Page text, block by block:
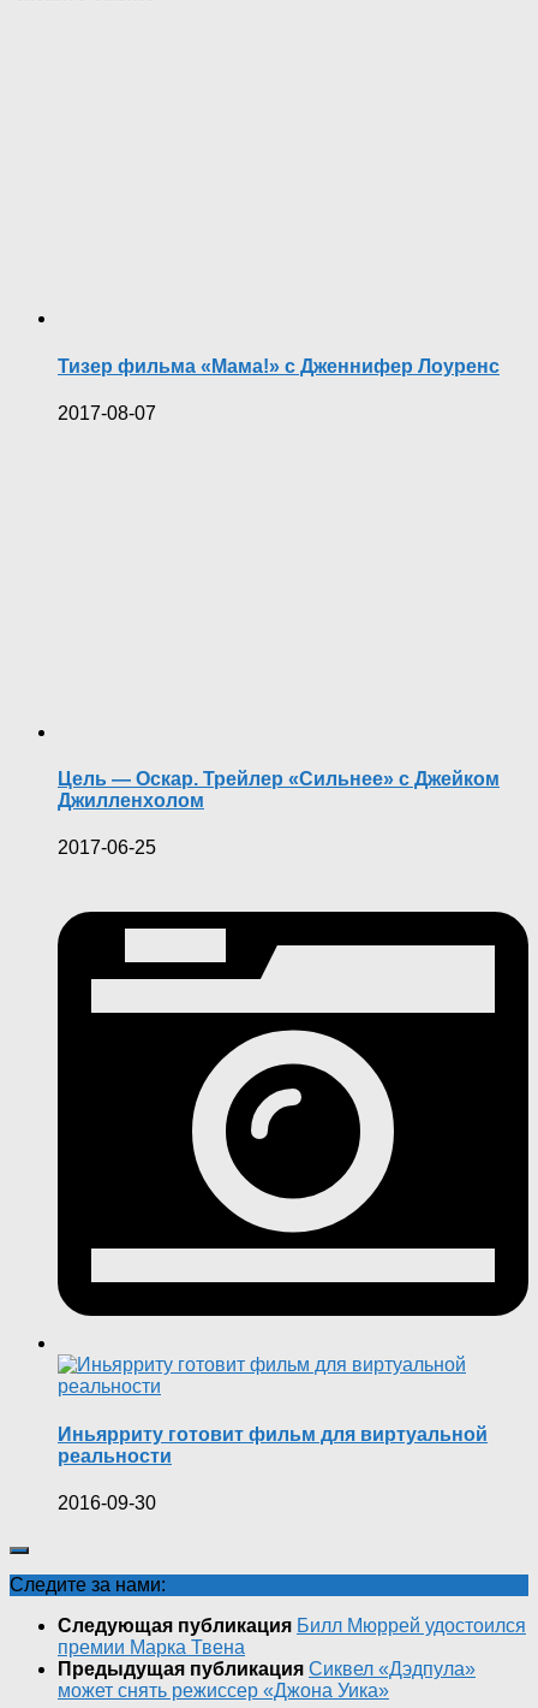
Тизер фильма «Мама!» с Дженнифер Лоуренс
2017-08-07
Цель — Оскар. Трейлер «Сильнее» с Джейком
Джилленхолом
2017-06-25
Иньярриту готовит фильм для виртуальной
реальности
2016-09-30
Следите за нами:
Следующая публикация Билл Мюррей удостоился
премии Марка Твена
Предыдущая публикация Сиквел «Дэдпула»
может снять режиссер «Джона Уика»